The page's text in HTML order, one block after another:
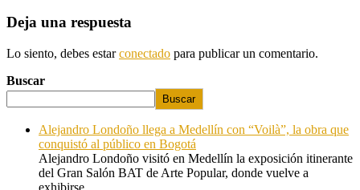
Deja una respuesta
Lo siento, debes estarconectado para publicar un comentario.
Buscar
Buscar
Alejandro Londoño llega a Medellín con “Voilà”, la obra que
conquistó al público en Bogotá
Alejandro Londoño visitó en Medellín la exposición itinerante
del Gran Salón BAT de Arte Popular, donde vuelve a
exhibirse